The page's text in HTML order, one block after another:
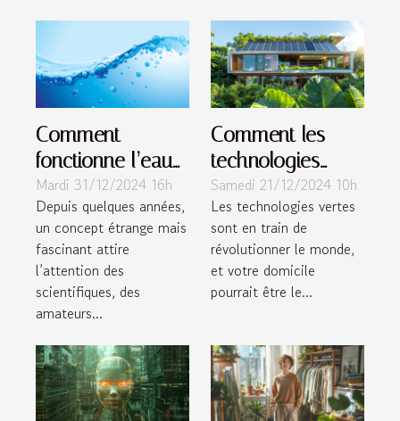
Comment
fonctionne l’eau
informée et
pourquoi suscite-
t-elle tant
d’intérêt ?
Mardi 31/12/2024 16h
Depuis quelques années,
un concept étrange mais
fascinant attire
l’attention des
scientifiques, des
amateurs...
Comment les
technologies
vertes peuvent
révolutionner
votre maison
Samedi 21/12/2024 10h
Les technologies vertes
sont en train de
révolutionner le monde,
et votre domicile
pourrait être le...